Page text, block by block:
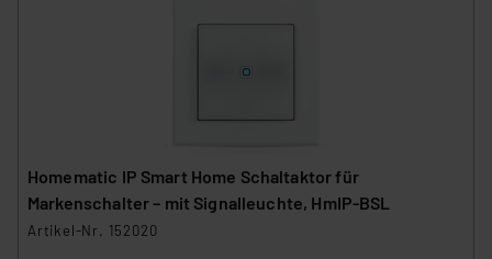
Homematic IP Smart Home Schaltaktor für
Markenschalter – mit Signalleuchte, HmIP-BSL
Artikel-Nr. 152020